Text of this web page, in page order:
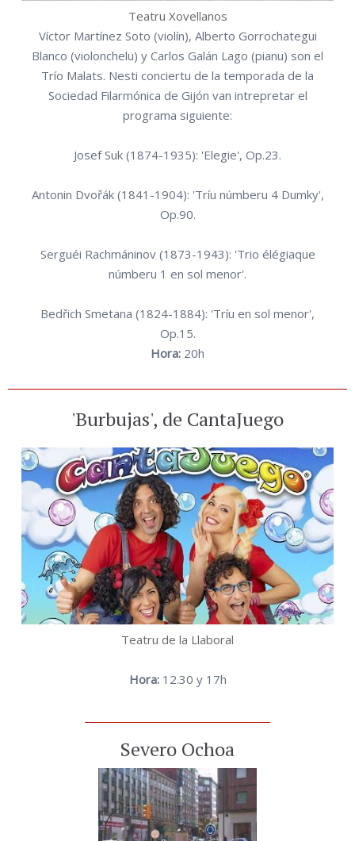
Teatru Xovellanos
Víctor Martínez Soto (violín), Alberto Gorrochategui
Blanco (violonchelu) y Carlos Galán Lago (pianu) son el
Trío Malats. Nesti conciertu de la temporada de la
Sociedad Filarmónica de Gijón van intrepretar el
programa siguiente:
Josef Suk (1874-1935): 'Elegie', Op.23.
Antonin Dvořák (1841-1904): 'Tríu númberu 4 Dumky',
Op.90.
Serguéi Rachmáninov (1873-1943): 'Trio élégiaque
númberu 1 en sol menor'.
Bedřich Smetana (1824-1884): 'Tríu en sol menor',
Op.15.
Hora: 20h
'Burbujas', de CantaJuego
Teatru de la Llaboral
Hora:12.30 y 17h
Severo Ochoa